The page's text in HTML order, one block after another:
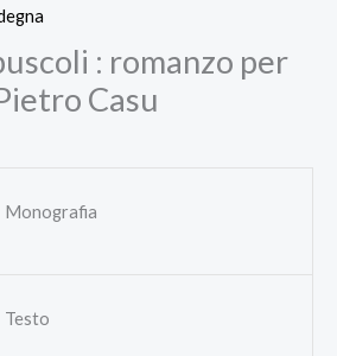
: romanzo per
Casu
Monografia
Testo